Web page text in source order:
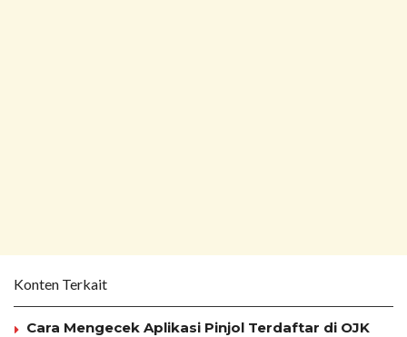
Konten Terkait
Cara Mengecek Aplikasi Pinjol Terdaftar di OJK